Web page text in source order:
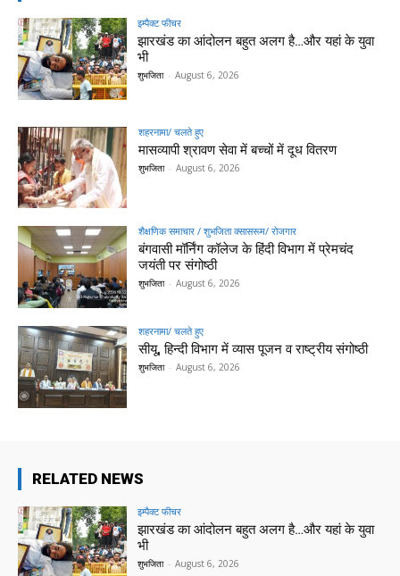
इम्पैक्ट फीचर
झारखंड का आंदोलन बहुत अलग है…और यहां के युवा
भी
शुभजिता - August 6, 2026
शहरनामा/ चलते हुए
मासव्यापी श्रावण सेवा में बच्चों में दूध वितरण
शुभजिता - August 6, 2026
शैक्षणिक समाचार / शुभजिता क्सासरूम/ रोजगार
बंगवासी मॉर्निंग कॉलेज के हिंदी विभाग में प्रेमचंद
जयंती पर संगोष्ठी
शुभजिता - August 6, 2026
शहरनामा/ चलते हुए
सीयू, हिन्दी विभाग में व्यास पूजन व राष्ट्रीय संगोष्ठी
शुभजिता - August 6, 2026
RELATED NEWS
इम्पैक्ट फीचर
झारखंड का आंदोलन बहुत अलग है…और यहां के युवा
भी
शुभजिता - August 6, 2026